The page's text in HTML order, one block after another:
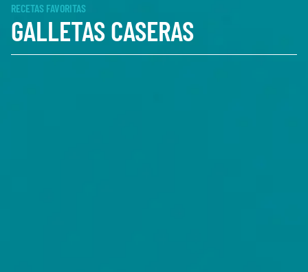
RECETAS FAVORITAS
GALLETAS CASERAS